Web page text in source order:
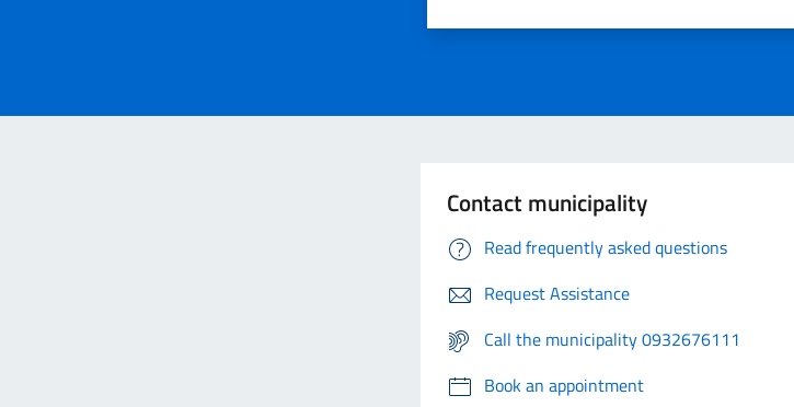
Contact municipality
Read frequently asked questions
Request Assistance
Call the municipality 0932676111
Book an appointment